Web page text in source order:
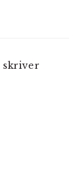
skriver